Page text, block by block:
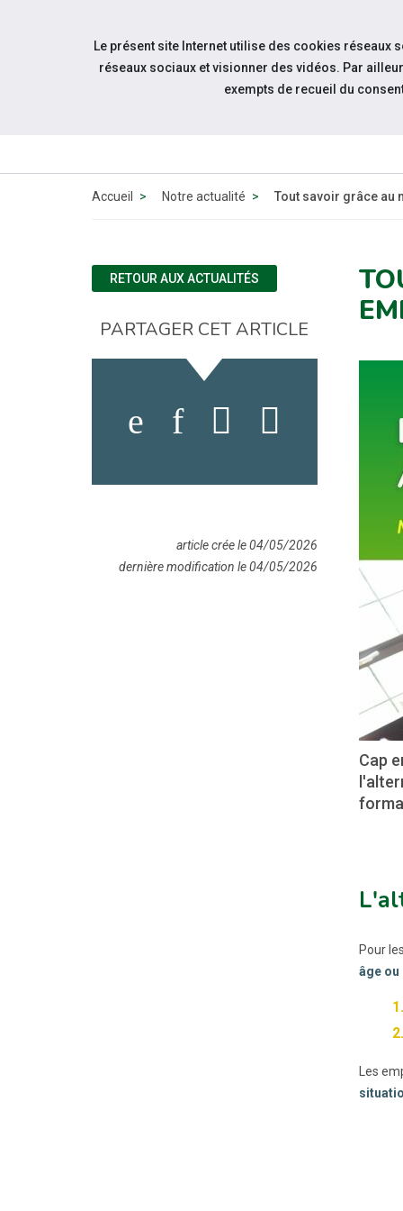
Aller au contenu
Accueil Notre actualité Tout savoir grâce au
Cap
Pour
âge
Les
RETOUR AUX ACTUALITÉS
PARTAGER CET ARTICLE
article crée le 04/05/2026
dernière modification le 04/05/2026
Le présent site Internet utilise des cookies réseaux
réseaux sociaux et visionner des vidéos. Par
exempts de recueil du